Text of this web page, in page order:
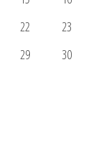
22
23
29
30